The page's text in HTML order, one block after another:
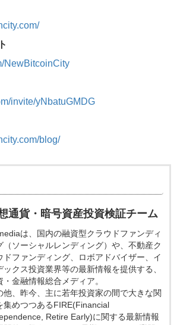
NewBitcoinCity
invite/yNbatuGMDG
blog/
通貨・暗号資産投資検証チーム
は、国内の融資型クラウドファンディ
（ソーシャルレンディング）や、不動産ク
ドファンディング、ロボアドバイザー、イ
ックス投資業界等の最新情報を提供する、
・金融情報総合メディア。
他、昨今、主に若年投資家の間で大きな関
集めつつあるFIRE(Financial
Retire Early)に関する最新情報